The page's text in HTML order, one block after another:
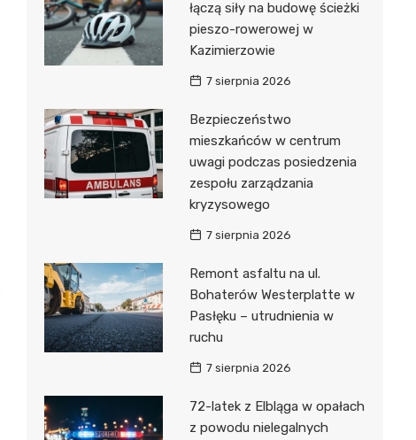
łączą siły na budowę ścieżki
pieszo-rowerowej w
Kazimierzowie
7 sierpnia 2026
Bezpieczeństwo
mieszkańców w centrum
uwagi podczas posiedzenia
zespołu zarządzania
kryzysowego
7 sierpnia 2026
Remont asfaltu na ul.
Bohaterów Westerplatte w
Pasłęku – utrudnienia w
ruchu
7 sierpnia 2026
72-latek z Elbląga w opałach
z powodu nielegalnych